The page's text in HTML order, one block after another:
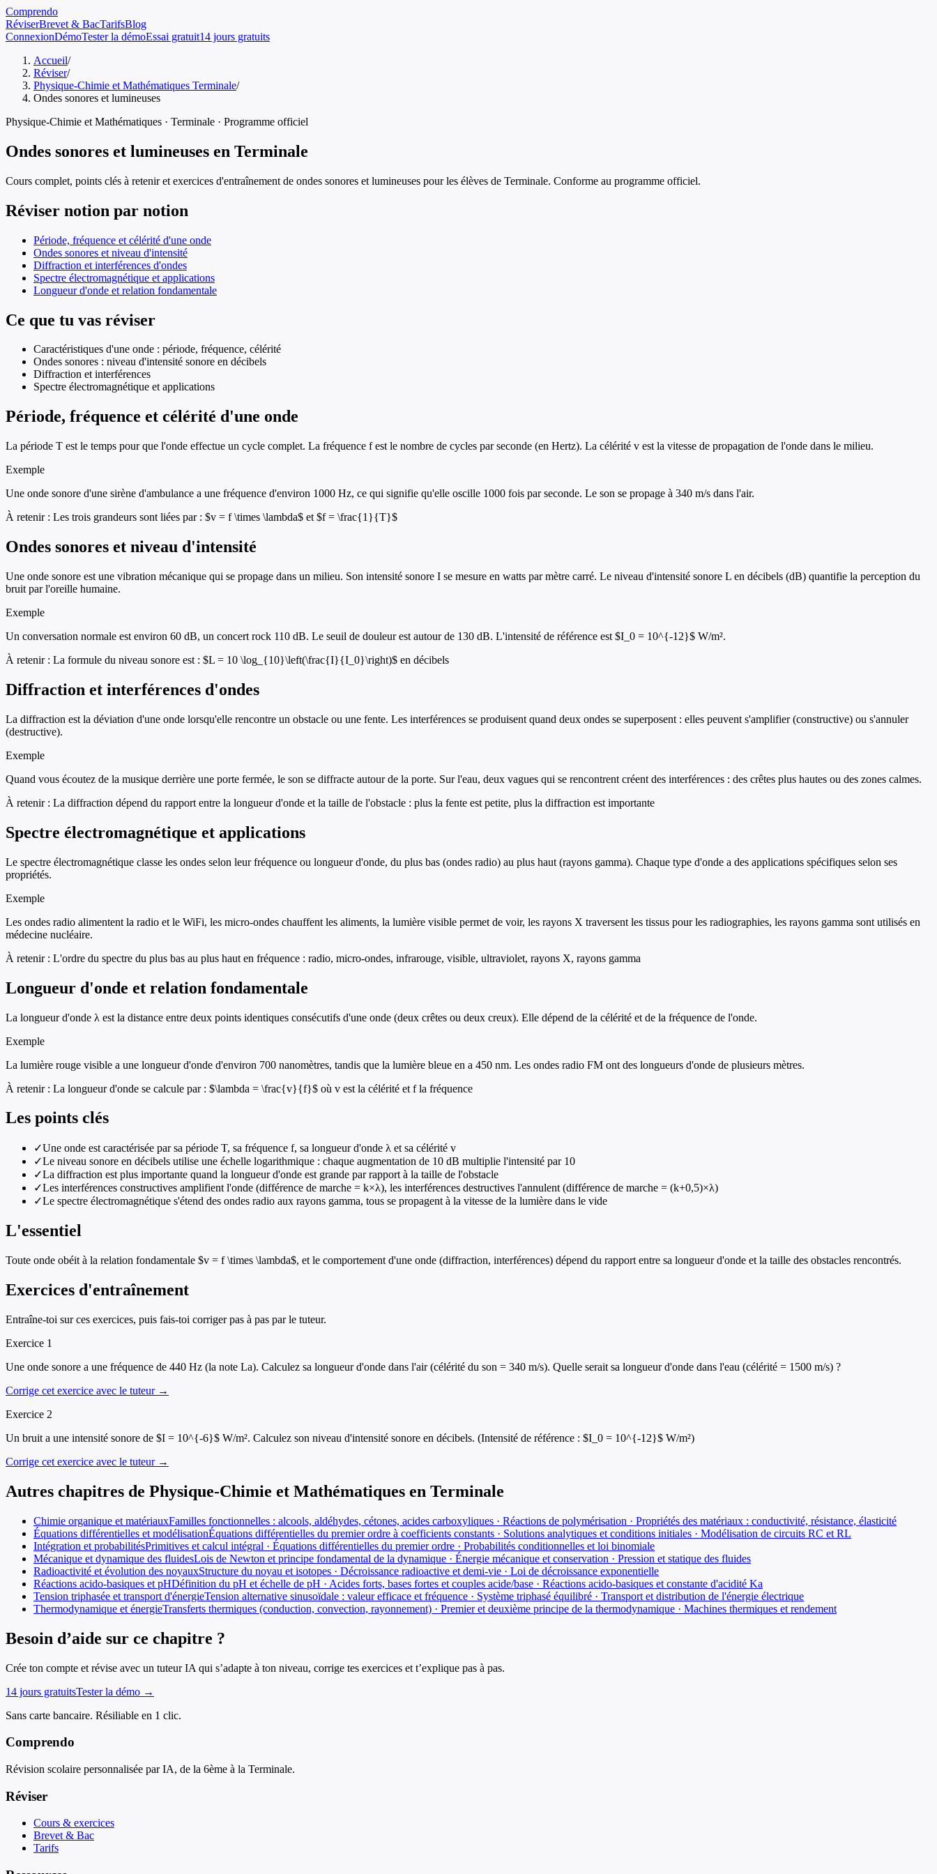
Comprendo
RéviserBrevet & BacTarifsBlog
ConnexionDémoTester la démoEssai gratuit14 jours gratuits
Accueil/
Réviser/
Physique-Chimie et Mathématiques Terminale/
Ondes sonores et lumineuses
Physique-Chimie et Mathématiques · Terminale · Programme officiel
Ondes sonores et lumineuses en Terminale
Cours complet, points clés à retenir et exercices d'entraînement de ondes sonores et lumineuses pour les élèves de Terminale. Conforme au programme officiel.
Réviser notion par notion
Période, fréquence et célérité d'une onde
Ondes sonores et niveau d'intensité
Diffraction et interférences d'ondes
Spectre électromagnétique et applications
Longueur d'onde et relation fondamentale
Ce que tu vas réviser
Caractéristiques d'une onde : période, fréquence, célérité
Ondes sonores : niveau d'intensité sonore en décibels
Diffraction et interférences
Spectre électromagnétique et applications
Période, fréquence et célérité d'une onde
La période T est le temps pour que l'onde effectue un cycle complet. La fréquence f est le nombre de cycles par seconde (en Hertz). La célérité v est la vitesse de propagation de l'onde dans le milieu.
Exemple
Une onde sonore d'une sirène d'ambulance a une fréquence d'environ 1000 Hz, ce qui signifie qu'elle oscille 1000 fois par seconde. Le son se propage à 340 m/s dans l'air.
À retenir : Les trois grandeurs sont liées par : $v = f \times \lambda$ et $f = \frac{1}{T}$
Ondes sonores et niveau d'intensité
Une onde sonore est une vibration mécanique qui se propage dans un milieu. Son intensité sonore I se mesure en watts par mètre carré. Le niveau d'intensité sonore L en décibels (dB) quantifie la perception du
bruit par l'oreille humaine.
Exemple
Un conversation normale est environ 60 dB, un concert rock 110 dB. Le seuil de douleur est autour de 130 dB. L'intensité de référence est $I_0 = 10^{-12}$ W/m².
À retenir : La formule du niveau sonore est : $L = 10 \log_{10}\left(\frac{I}{I_0}\right)$ en décibels
Diffraction et interférences d'ondes
La diffraction est la déviation d'une onde lorsqu'elle rencontre un obstacle ou une fente. Les interférences se produisent quand deux ondes se superposent : elles peuvent s'amplifier (constructive) ou s'annuler
(destructive).
Exemple
Quand vous écoutez de la musique derrière une porte fermée, le son se diffracte autour de la porte. Sur l'eau, deux vagues qui se rencontrent créent des interférences : des crêtes plus hautes ou des zones calmes.
À retenir : La diffraction dépend du rapport entre la longueur d'onde et la taille de l'obstacle : plus la fente est petite, plus la diffraction est importante
Spectre électromagnétique et applications
Le spectre électromagnétique classe les ondes selon leur fréquence ou longueur d'onde, du plus bas (ondes radio) au plus haut (rayons gamma). Chaque type d'onde a des applications spécifiques selon ses
propriétés.
Exemple
Les ondes radio alimentent la radio et le WiFi, les micro-ondes chauffent les aliments, la lumière visible permet de voir, les rayons X traversent les tissus pour les radiographies, les rayons gamma sont utilisés en
médecine nucléaire.
À retenir : L'ordre du spectre du plus bas au plus haut en fréquence : radio, micro-ondes, infrarouge, visible, ultraviolet, rayons X, rayons gamma
Longueur d'onde et relation fondamentale
La longueur d'onde λ est la distance entre deux points identiques consécutifs d'une onde (deux crêtes ou deux creux). Elle dépend de la célérité et de la fréquence de l'onde.
Exemple
La lumière rouge visible a une longueur d'onde d'environ 700 nanomètres, tandis que la lumière bleue en a 450 nm. Les ondes radio FM ont des longueurs d'onde de plusieurs mètres.
À retenir : La longueur d'onde se calcule par : $\lambda = \frac{v}{f}$ où v est la célérité et f la fréquence
Les points clés
✓Une onde est caractérisée par sa période T, sa fréquence f, sa longueur d'onde λ et sa célérité v
✓Le niveau sonore en décibels utilise une échelle logarithmique : chaque augmentation de 10 dB multiplie l'intensité par 10
✓La diffraction est plus importante quand la longueur d'onde est grande par rapport à la taille de l'obstacle
✓Les interférences constructives amplifient l'onde (différence de marche = k×λ), les interférences destructives l'annulent (différence de marche = (k+0,5)×λ)
✓Le spectre électromagnétique s'étend des ondes radio aux rayons gamma, tous se propagent à la vitesse de la lumière dans le vide
L'essentiel
Toute onde obéit à la relation fondamentale $v = f \times \lambda$, et le comportement d'une onde (diffraction, interférences) dépend du rapport entre sa longueur d'onde et la taille des obstacles rencontrés.
Exercices d'entraînement
Entraîne-toi sur ces exercices, puis fais-toi corriger pas à pas par le tuteur.
Exercice 1
Une onde sonore a une fréquence de 440 Hz (la note La). Calculez sa longueur d'onde dans l'air (célérité du son = 340 m/s). Quelle serait sa longueur d'onde dans l'eau (célérité = 1500 m/s) ?
Corrige cet exercice avec le tuteur →
Exercice 2
Un bruit a une intensité sonore de $I = 10^{-6}$ W/m². Calculez son niveau d'intensité sonore en décibels. (Intensité de référence : $I_0 = 10^{-12}$ W/m²)
Corrige cet exercice avec le tuteur →
Autres chapitres de Physique-Chimie et Mathématiques en Terminale
Chimie organique et matériauxFamilles fonctionnelles : alcools, aldéhydes, cétones, acides carboxyliques · Réactions de polymérisation · Propriétés des matériaux : conductivité, résistance, élasticité
Équations différentielles et modélisationÉquations différentielles du premier ordre à coefficients constants · Solutions analytiques et conditions initiales · Modélisation de circuits RC et RL
Intégration et probabilitésPrimitives et calcul intégral · Équations différentielles du premier ordre · Probabilités conditionnelles et loi binomiale
Mécanique et dynamique des fluidesLois de Newton et principe fondamental de la dynamique · Énergie mécanique et conservation · Pression et statique des fluides
Radioactivité et évolution des noyauxStructure du noyau et isotopes · Décroissance radioactive et demi-vie · Loi de décroissance exponentielle
Réactions acido-basiques et pHDéfinition du pH et échelle de pH · Acides forts, bases fortes et couples acide/base · Réactions acido-basiques et constante d'acidité Ka
Tension triphasée et transport d'énergieTension alternative sinusoïdale : valeur efficace et fréquence · Système triphasé équilibré · Transport et distribution de l'énergie électrique
Thermodynamique et énergieTransferts thermiques (conduction, convection, rayonnement) · Premier et deuxième principe de la thermodynamique · Machines thermiques et rendement
Besoin d’aide sur ce chapitre ?
Crée ton compte et révise avec un tuteur IA qui s’adapte à ton niveau, corrige tes exercices et t’explique pas à pas.
14 jours gratuitsTester la démo →
Sans carte bancaire. Résiliable en 1 clic.
Comprendo
Révision scolaire personnalisée par IA, de la 6ème à la Terminale.
Réviser
Cours & exercices
Brevet & Bac
Tarifs